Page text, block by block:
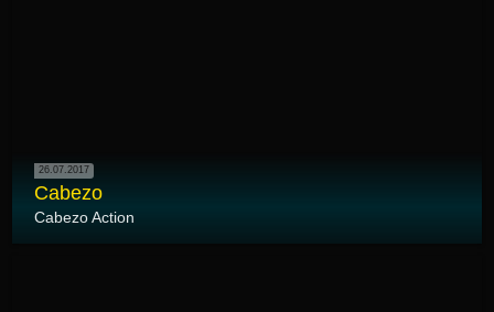
26.07.2017
Cabezo
Cabezo Action